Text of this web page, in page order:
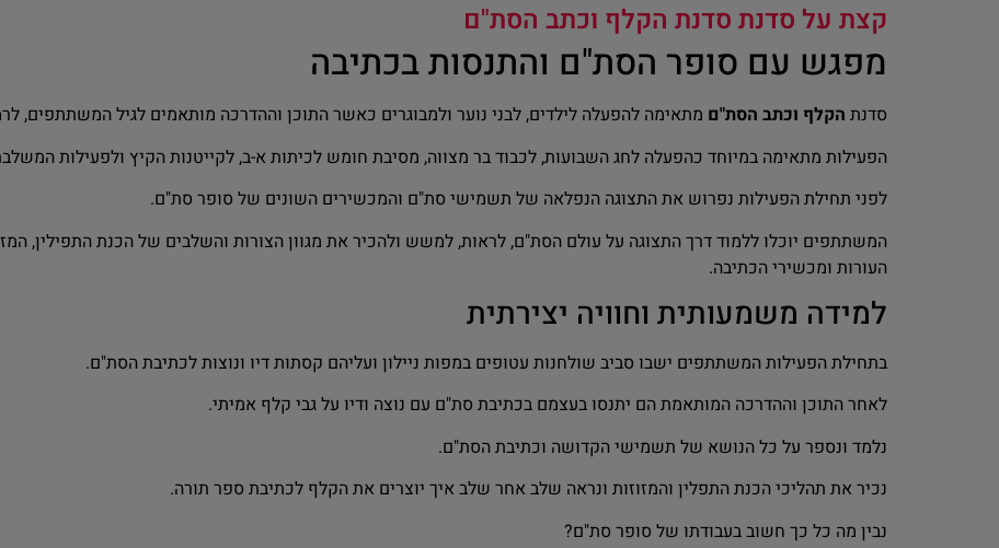
קצת על סדנת סדנת הקלף וכתב הסת"ם
מפגש עם סופר הסת"ם והתנסות בכתיבה
סדנת הקלף וכתב הסת"ם מתאימה להפעלה לילדים, לבני נוער ולמבוגרים כאשר התוכן וההדרכה מותאמים לגיל המשתתפים,
הפעילות מתאימה במיוחד כהפעלה לחג השבועות, לכבוד בר מצווה, מסיבת חומש לכיתות א-ב, לקייטנות הקיץ ולפעילות
לפני תחילת הפעילות נפרוש את התצוגה הנפלאה של תשמישי סת"ם והמכשירים השונים של סופר סת"ם.
המשתתפים יוכלו ללמוד דרך התצוגה על עולם הסת"ם, לראות, למשש ולהכיר את מגוון הצורות והשלבים של הכנת התפילין,
העורות ומכשירי הכתיבה.
למידה משמעותית וחוויה יצירתית
בתחילת הפעילות המשתתפים ישבו סביב שולחנות עטופים במפות ניילון ועליהם קסתות דיו ונוצות לכתיבת הסת"ם.
לאחר התוכן וההדרכה המותאמת הם יתנסו בעצמם בכתיבת סת"ם עם נוצה ודיו על גבי קלף אמיתי.
נלמד ונספר על כל הנושא של תשמישי הקדושה וכתיבת הסת"ם.
נכיר את תהליכי הכנת התפלין והמזוזות ונראה שלב אחר שלב איך יוצרים את הקלף לכתיבת ספר תורה.
נבין מה כל כך חשוב בעבודתו של סופר סת"ם?